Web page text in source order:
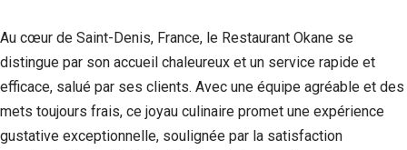
Au cœur de Saint-Denis, France, le Restaurant Okane se
distingue par son accueil chaleureux et un service rapide et
efficace, salué par ses clients. Avec une équipe agréable et des
mets toujours frais, ce joyau culinaire promet une expérience
gustative exceptionnelle, soulignée par la satisfaction